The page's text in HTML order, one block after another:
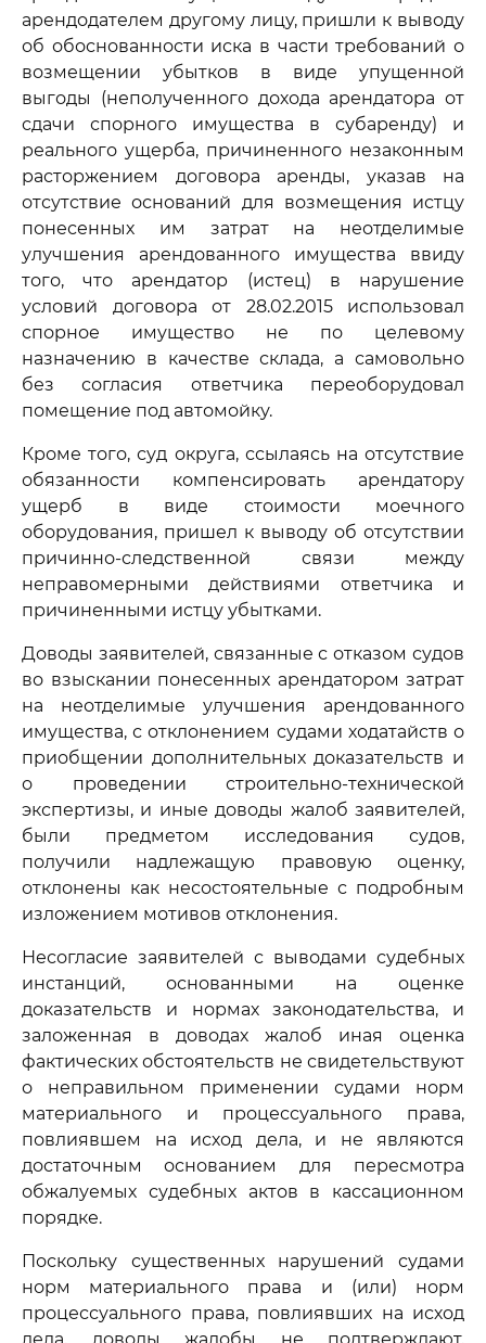
арендодателем другому лицу, пришли к выводу
об обоснованности иска в части требований о
возмещении убытков в виде упущенной
выгоды (неполученного дохода арендатора от
сдачи спорного имущества в субаренду) и
реального ущерба, причиненного незаконным
расторжением договора аренды, указав на
отсутствие оснований для возмещения истцу
понесенных им затрат на неотделимые
улучшения арендованного имущества ввиду
того, что арендатор (истец) в нарушение
условий договора от 28.02.2015 использовал
спорное имущество не по целевому
назначению в качестве склада, а самовольно
без согласия ответчика переоборудовал
помещение под автомойку.
Кроме того, суд округа, ссылаясь на отсутствие
обязанности компенсировать арендатору
ущерб в виде стоимости моечного
оборудования, пришел к выводу об отсутствии
причинно-следственной связи между
неправомерными действиями ответчика и
причиненными истцу убытками.
Доводы заявителей, связанные с отказом судов
во взыскании понесенных арендатором затрат
на неотделимые улучшения арендованного
имущества, с отклонением судами ходатайств о
приобщении дополнительных доказательств и
о проведении строительно-технической
экспертизы, и иные доводы жалоб заявителей,
были предметом исследования судов,
получили надлежащую правовую оценку,
отклонены как несостоятельные с подробным
изложением мотивов отклонения.
Несогласие заявителей с выводами судебных
инстанций, основанными на оценке
доказательств и нормах законодательства, и
заложенная в доводах жалоб иная оценка
фактических обстоятельств не свидетельствуют
о неправильном применении судами норм
материального и процессуального права,
повлиявшем на исход дела, и не являются
достаточным основанием для пересмотра
обжалуемых судебных актов в кассационном
порядке.
Поскольку существенных нарушений судами
норм материального права и (или) норм
процессуального права, повлиявших на исход